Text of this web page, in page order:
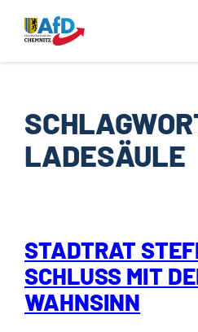
Inhalt
springen
LADESÄULE
STADTRAT
SCHLUSS MIT
WAHNSINN